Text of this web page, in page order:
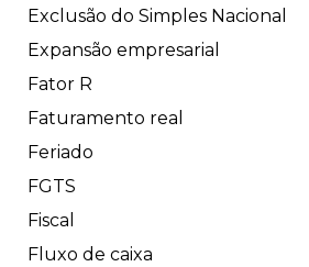
Exclusão do Simples Nacional
Expansão empresarial
Fator R
Faturamento real
Feriado
FGTS
Fiscal
Fluxo de caixa